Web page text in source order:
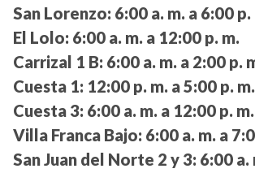
San Lorenzo: 6:00 a. m. a 6:00 p.
El Lolo: 6:00 a. m. a 12:00 p. m.
Carrizal 1 B: 6:00 a. m. a 2:00 p.
Cuesta 1: 12:00 p. m. a 5:00 p. m.
Cuesta 3: 6:00 a. m. a 12:00 p. m.
Villa Franca Bajo: 6:00 a. m. a
San Juan del Norte 2 y 3: 6:00 a.